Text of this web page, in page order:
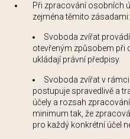
Při zpracování osobních
zejména těmito zásadami:
Svoboda zvířat
otevřeným způsobem při
ukládají právní předpisy.
Svoboda zvířat v
postupuje spravedlivě a
účely a rozsah
minimum tak, že
pro každý konkrétní účel